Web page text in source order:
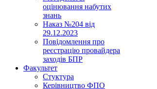
оцінювання набутих
знань
Наказ №204 від
29.12.2023
Повідомлення про
реєстрацію провайдера
заходів БПР
Факультет
Стуктура
Керівництво ФПО